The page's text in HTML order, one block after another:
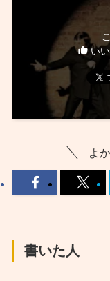
いい
よ
書いた人